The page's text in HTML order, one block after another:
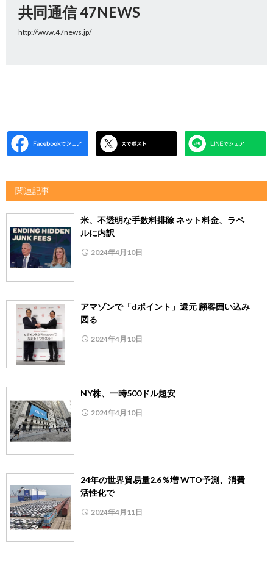
共同通信 47NEWS
http://www.47news.jp/
関連記事
米、不透明な手数料排除 ネット料金、ラベ
ルに内訳
2024年4月10日
アマゾンで「dポイント」還元 顧客囲い込み
図る
2024年4月10日
NY株、一時500ドル超安
2024年4月10日
24年の世界貿易量2.6％増 WTO予測、消費
活性化で
2024年4月11日